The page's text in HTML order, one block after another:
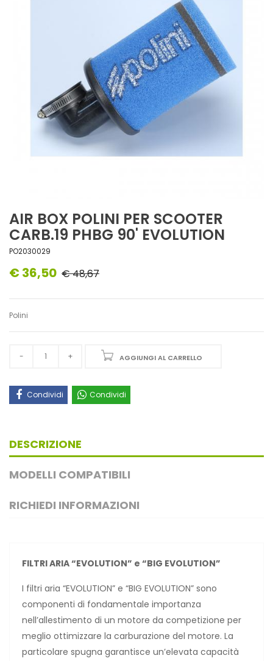
AIR BOX POLINI PER SCOOTER
CARB.19 PHBG 90' EVOLUTION
PO2030029
€ 36,50 € 48,67
Polini
AGGIUNGI AL CARRELLO
Condividi Condividi
DESCRIZIONE
MODELLI COMPATIBILI
RICHIEDI INFORMAZIONI
FILTRI ARIA “EVOLUTION” e “BIG EVOLUTION”
I filtri aria “EVOLUTION” e “BIG EVOLUTION” sono
componenti di fondamentale importanza
nell’allestimento di un motore da competizione per
meglio ottimizzare la carburazione del motore. La
particolare spugna garantisce un’elevata capacità